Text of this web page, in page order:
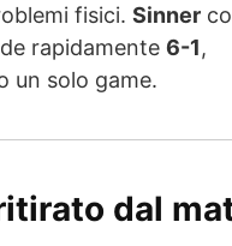
fisici. Sinner
rapidamente 6-1,
un solo game.
dal